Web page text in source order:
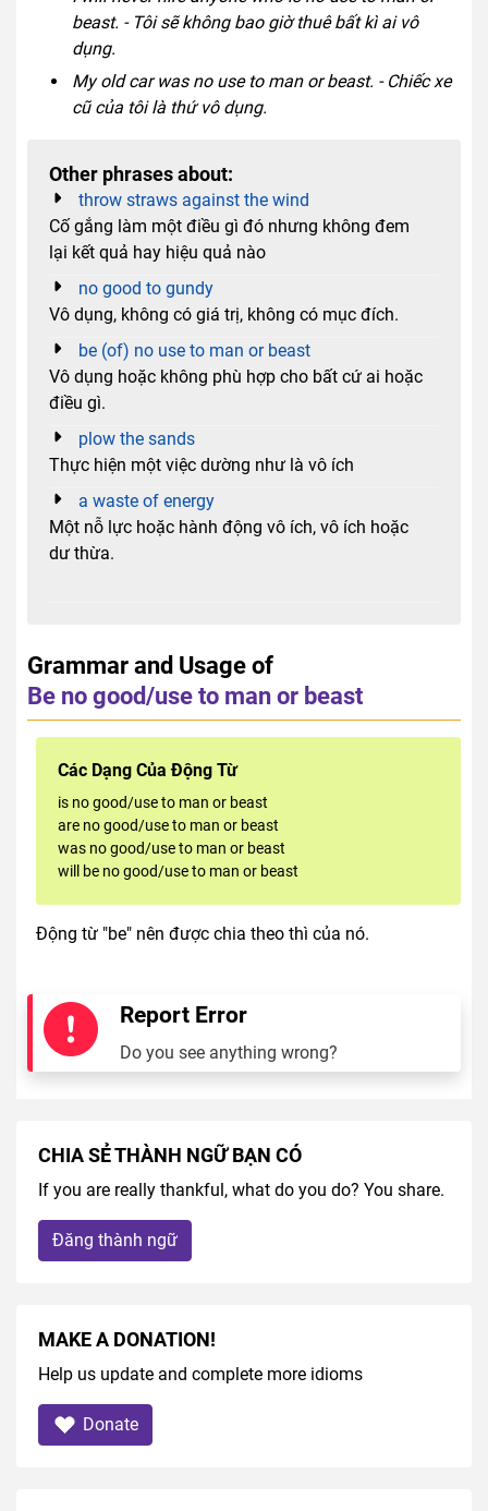
beast. - Tôi sẽ không bao giờ thuê bất kì ai vô
dụng.
My old car was no use to man or beast. - Chiếc xe
cũ của tôi là thứ vô dụng.
Other phrases about:
throw straws against the wind
Cố gắng làm một điều gì đó nhưng không đem
lại kết quả hay hiệu quả nào
no good to gundy
Vô dụng, không có giá trị, không có mục đích.
be (of) no use to man or beast
Vô dụng hoặc không phù hợp cho bất cứ ai hoặc
điều gì.
plow the sands
Thực hiện một việc dường như là vô ích
a waste of energy
Một nỗ lực hoặc hành động vô ích, vô ích hoặc
dư thừa.
Grammar and Usage of
Be no good/use to man or beast
Các Dạng Của Động Từ
is no good/use to man or beast
are no good/use to man or beast
was no good/use to man or beast
will be no good/use to man or beast
Động từ "be" nên được chia theo thì của nó.
Report Error
Do you see anything wrong?
CHIA SẺ THÀNH NGỮ BẠN CÓ
If you are really thankful, what do you do? You share.
Đăng thành ngữ
MAKE A DONATION!
Help us update and complete more idioms
Donate